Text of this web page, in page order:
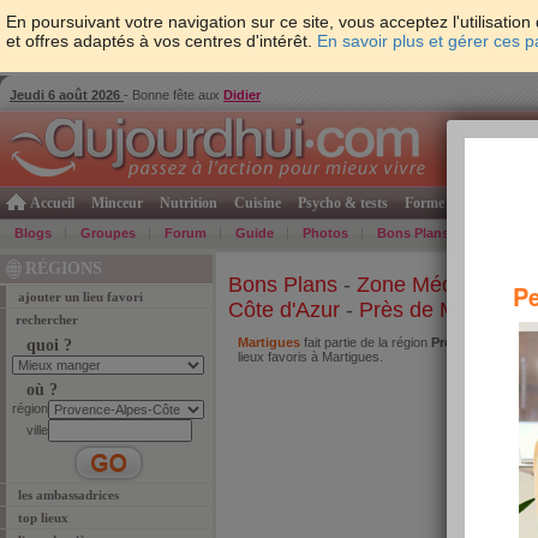
En poursuivant votre navigation sur ce site, vous acceptez
et offres adaptés à vos centres d'intérêt. En savoir plus et gérer ces
Jeudi 6 août 2026 - Bonne fête aux Didier
Accueil Minceur Nutrition Cuisine Psycho & tests Forme & santé
Blogs Groupes Forum Guide Photos Bons Plans
RÉGIONS
ajouter un lieu favori
rechercher
quoi ?
où ?
région
ville
les ambassadrices
top lieux
Bons Plans - Zone Méditerranée
Côte d'Azur - Près de Martigues
Martigues fait partie de la région Provence-
lieux favoris à Martigues.
Se